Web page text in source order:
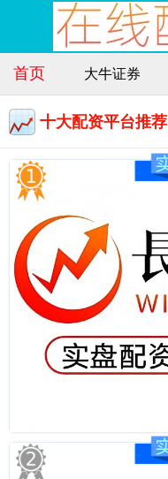
首页 大牛证券
十大配资平台推荐